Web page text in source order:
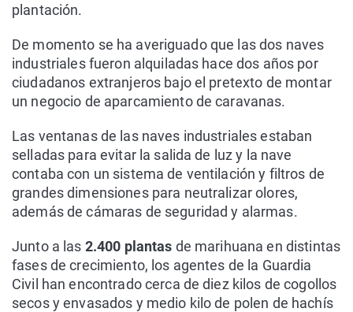
plantación.
De momento se ha averiguado que las dos naves
industriales fueron alquiladas hace dos años por
ciudadanos extranjeros bajo el pretexto de montar
un negocio de aparcamiento de caravanas.
Las ventanas de las naves industriales estaban
selladas para evitar la salida de luz y la nave
contaba con un sistema de ventilación y filtros de
grandes dimensiones para neutralizar olores,
además de cámaras de seguridad y alarmas.
Junto a las 2.400 plantas de marihuana en distintas
fases de crecimiento, los agentes de la Guardia
Civil han encontrado cerca de diez kilos de cogollos
secos y envasados y medio kilo de polen de hachís